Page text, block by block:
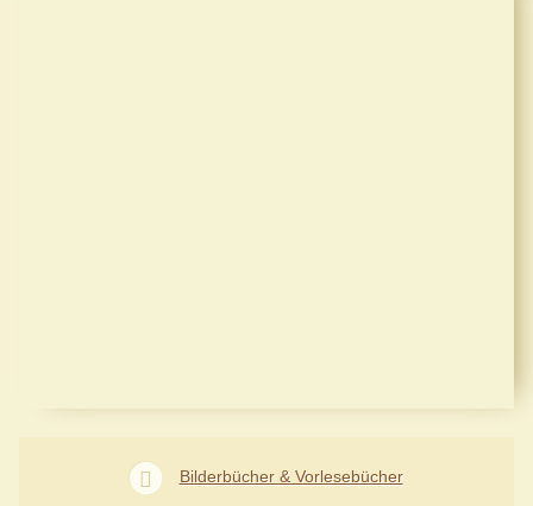
Bilderbücher & Vorlesebücher